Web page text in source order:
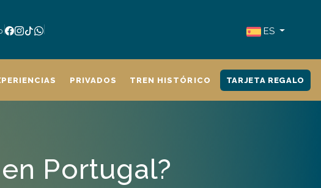
ES
PRIVADOS TREN HISTÓRICO TARJETA REGALO
Portugal?